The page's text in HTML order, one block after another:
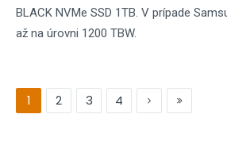
BLACK NVMe SSD 1TB. V prípade
až na úrovni 1200 TBW.
1 2 3 4